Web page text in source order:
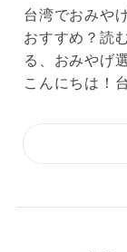
台湾でおみや
おすすめ？読
る、おみやげ
こんにちは！